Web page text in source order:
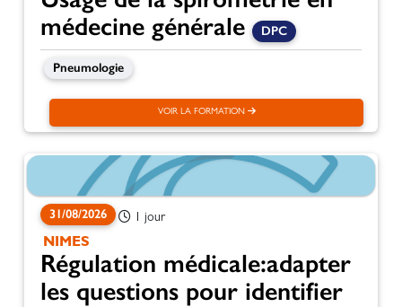
médecine générale
DPC
Pneumologie
VOIR LA FORMATION
31/08/2026 1 jour
NIMES
Régulation médicale:adapter
les questions pour identifier